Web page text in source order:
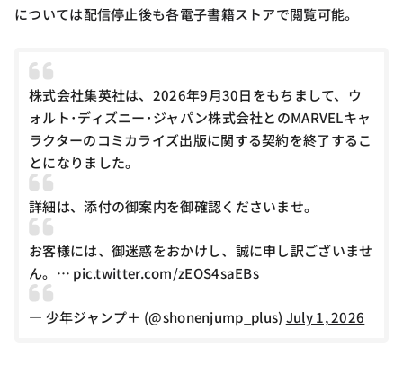
については配信停止後も各電子書籍ストアで閲覧可能。
株式会社集英社は、2026年9月30日をもちまして、ウ
ォルト･ディズニー･ジャパン株式会社とのMARVELキャ
ラクターのコミカライズ出版に関する契約を終了するこ
とになりました。
詳細は、添付の御案内を御確認くださいませ。
お客様には、御迷惑をおかけし、誠に申し訳ございませ
ん。… pic.twitter.com/zEOS4saEBs
— 少年ジャンプ＋ (@shonenjump_plus) July 1, 2026